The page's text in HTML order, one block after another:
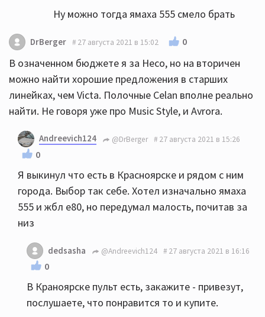
Ну можно тогда ямаха 555 смело брать
DrBerger 27 августа 2021 в 15:02 0
В означенном бюджете я за Heco, но на вторичен
можно найти хорошие предложения в старших
линейках, чем Victa. Полочные Celan вполне реально
найти. Не говоря уже про Music Style, и Avrora.
Andreevich124 @DrBerger 27 августа 2021 в 15:26
0
Я выкинул что есть в Красноярске и рядом с ним
города. Выбор так себе. Хотел изначально ямаха
555 и жбл е80, но передумал малость, почитав за
низ
dedsasha @Andreevich124 27 августа 2021 в 16:16
0
В Краноярске пульт есть, закажите - привезут,
послушаете, что понравится то и купите.